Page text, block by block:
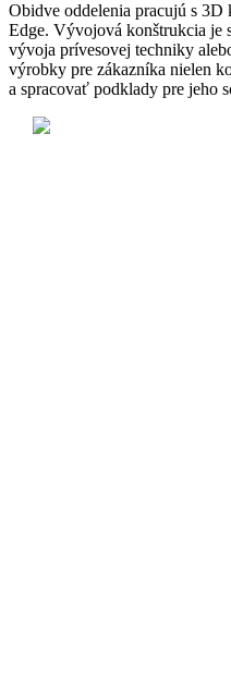
Obidve oddelenia pracujú s
Edge. Vývojová konštrukcia je
vývoja prívesovej techniky
výrobky pre zákazníka nielen
a spracovať podklady pre jeho